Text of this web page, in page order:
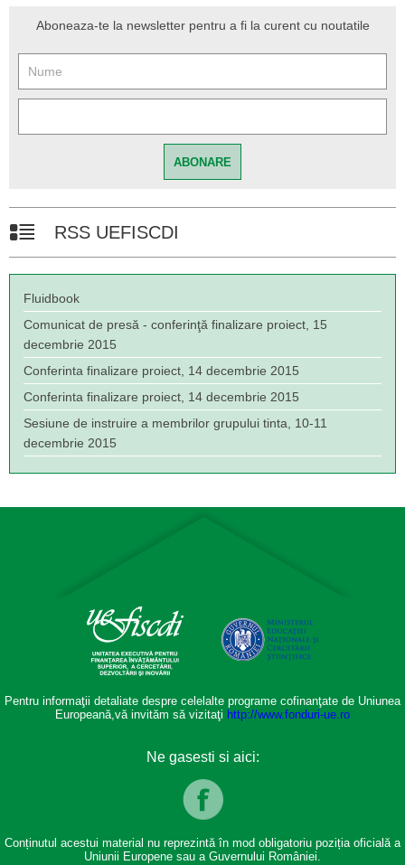
Aboneaza-te la newsletter pentru a fi la curent cu noutatile
RSS UEFISCDI
Fluidbook
Comunicat de presă - conferinţă finalizare proiect, 15
decembrie 2015
Conferinta finalizare proiect, 14 decembrie 2015
Conferinta finalizare proiect, 14 decembrie 2015
Sesiune de instruire a membrilor grupului tinta, 10-11
decembrie 2015
Pentru informaţii detaliate despre celelalte programe cofinanţate de Uniunea
Europeană,vă invităm să vizitaţi http://www.fonduri-ue.ro
Ne gasesti si aici:
Conținutul acestui material nu reprezintă în mod obligatoriu poziția oficială a
Uniunii Europene sau a Guvernului României.